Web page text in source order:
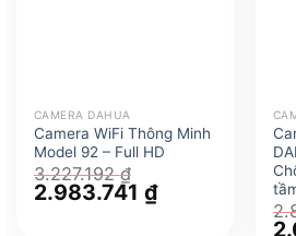
CAMERA DAHUA
Camera WiFi Thông Minh
Model 92 – Full HD
3.227.192₫
Giá
gốc
2.983.741 ₫Giá
hiện